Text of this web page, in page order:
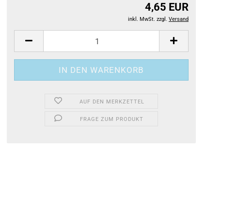
4,65 EUR
inkl. MwSt. zzgl. Versand
AUF DEN MERKZETTEL
FRAGE ZUM PRODUKT